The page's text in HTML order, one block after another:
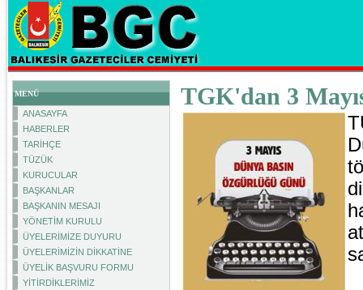
MENÜ
ANASAYFA
HABERLER
TARİHÇE
TÜZÜK
KURUCULAR
BAŞKANLAR
BAŞKANIN MESAJI
YÖNETİM KURULU
ÜYELERİMİZE DUYURU
ÜYELERİMİZİN DİKKATİNE
ÜYELİK BAŞVURU FORMU
YİTİRDİKLERİMİZ
TGK'dan 3